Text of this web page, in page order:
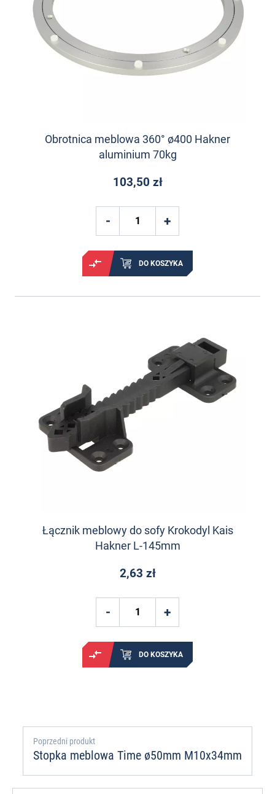
Obrotnica meblowa 360° ø400 Hakner
aluminium 70kg
103,50 zł
DO KOSZYKA
Łącznik meblowy do sofy Krokodyl Kais
Hakner L-145mm
2,63 zł
DO KOSZYKA
Poprzedni produkt
Stopka meblowa Time ø50mm M10x34mm